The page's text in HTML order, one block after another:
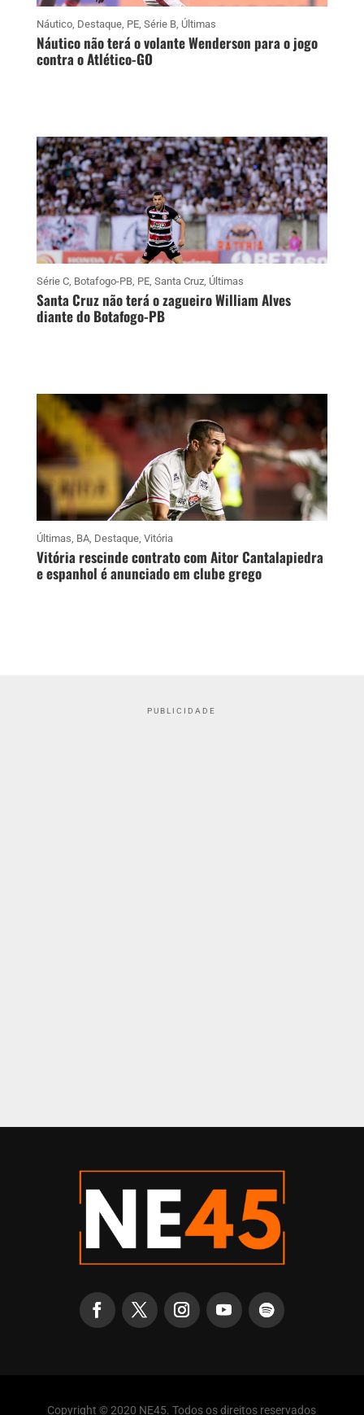
Náutico, Destaque, PE, Série B, Últimas
Náutico não terá o volante Wenderson para o jogo
contra o Atlético-GO
Série C, Botafogo-PB, PE, Santa Cruz, Últimas
Santa Cruz não terá o zagueiro William Alves
diante do Botafogo-PB
Últimas, BA, Destaque, Vitória
Vitória rescinde contrato com Aitor Cantalapiedra
e espanhol é anunciado em clube grego
PUBLICIDADE
Copyright © 2020 NE45. Todos os direitos reservados